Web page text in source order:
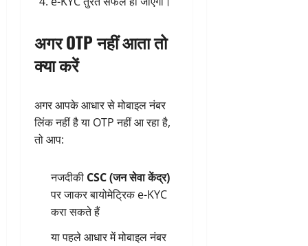
अगर OTP नहीं आता तो
क्या करें
अगर आपके आधार से मोबाइल नंबर
लिंक नहीं है या OTP नहीं आ रहा है,
तो आप:
नजदीकी CSC (जन सेवा केंद्र)
पर जाकर बायोमेट्रिक e-KYC
करा सकते हैं
या पहले आधार में मोबाइल नंबर